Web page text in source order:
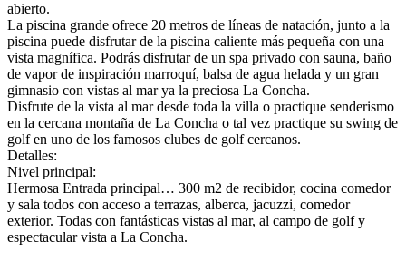
abierto.
La piscina grande ofrece 20 metros de líneas de natación, junto a la
piscina puede disfrutar de la piscina caliente más pequeña con una
vista magnífica. Podrás disfrutar de un spa privado con sauna, baño
de vapor de inspiración marroquí, balsa de agua helada y un gran
gimnasio con vistas al mar ya la preciosa La Concha.
Disfrute de la vista al mar desde toda la villa o practique senderismo
en la cercana montaña de La Concha o tal vez practique su swing de
golf en uno de los famosos clubes de golf cercanos.
Detalles:
Nivel principal:
Hermosa Entrada principal… 300 m2 de recibidor, cocina comedor
y sala todos con acceso a terrazas, alberca, jacuzzi, comedor
exterior. Todas con fantásticas vistas al mar, al campo de golf y
espectacular vista a La Concha.